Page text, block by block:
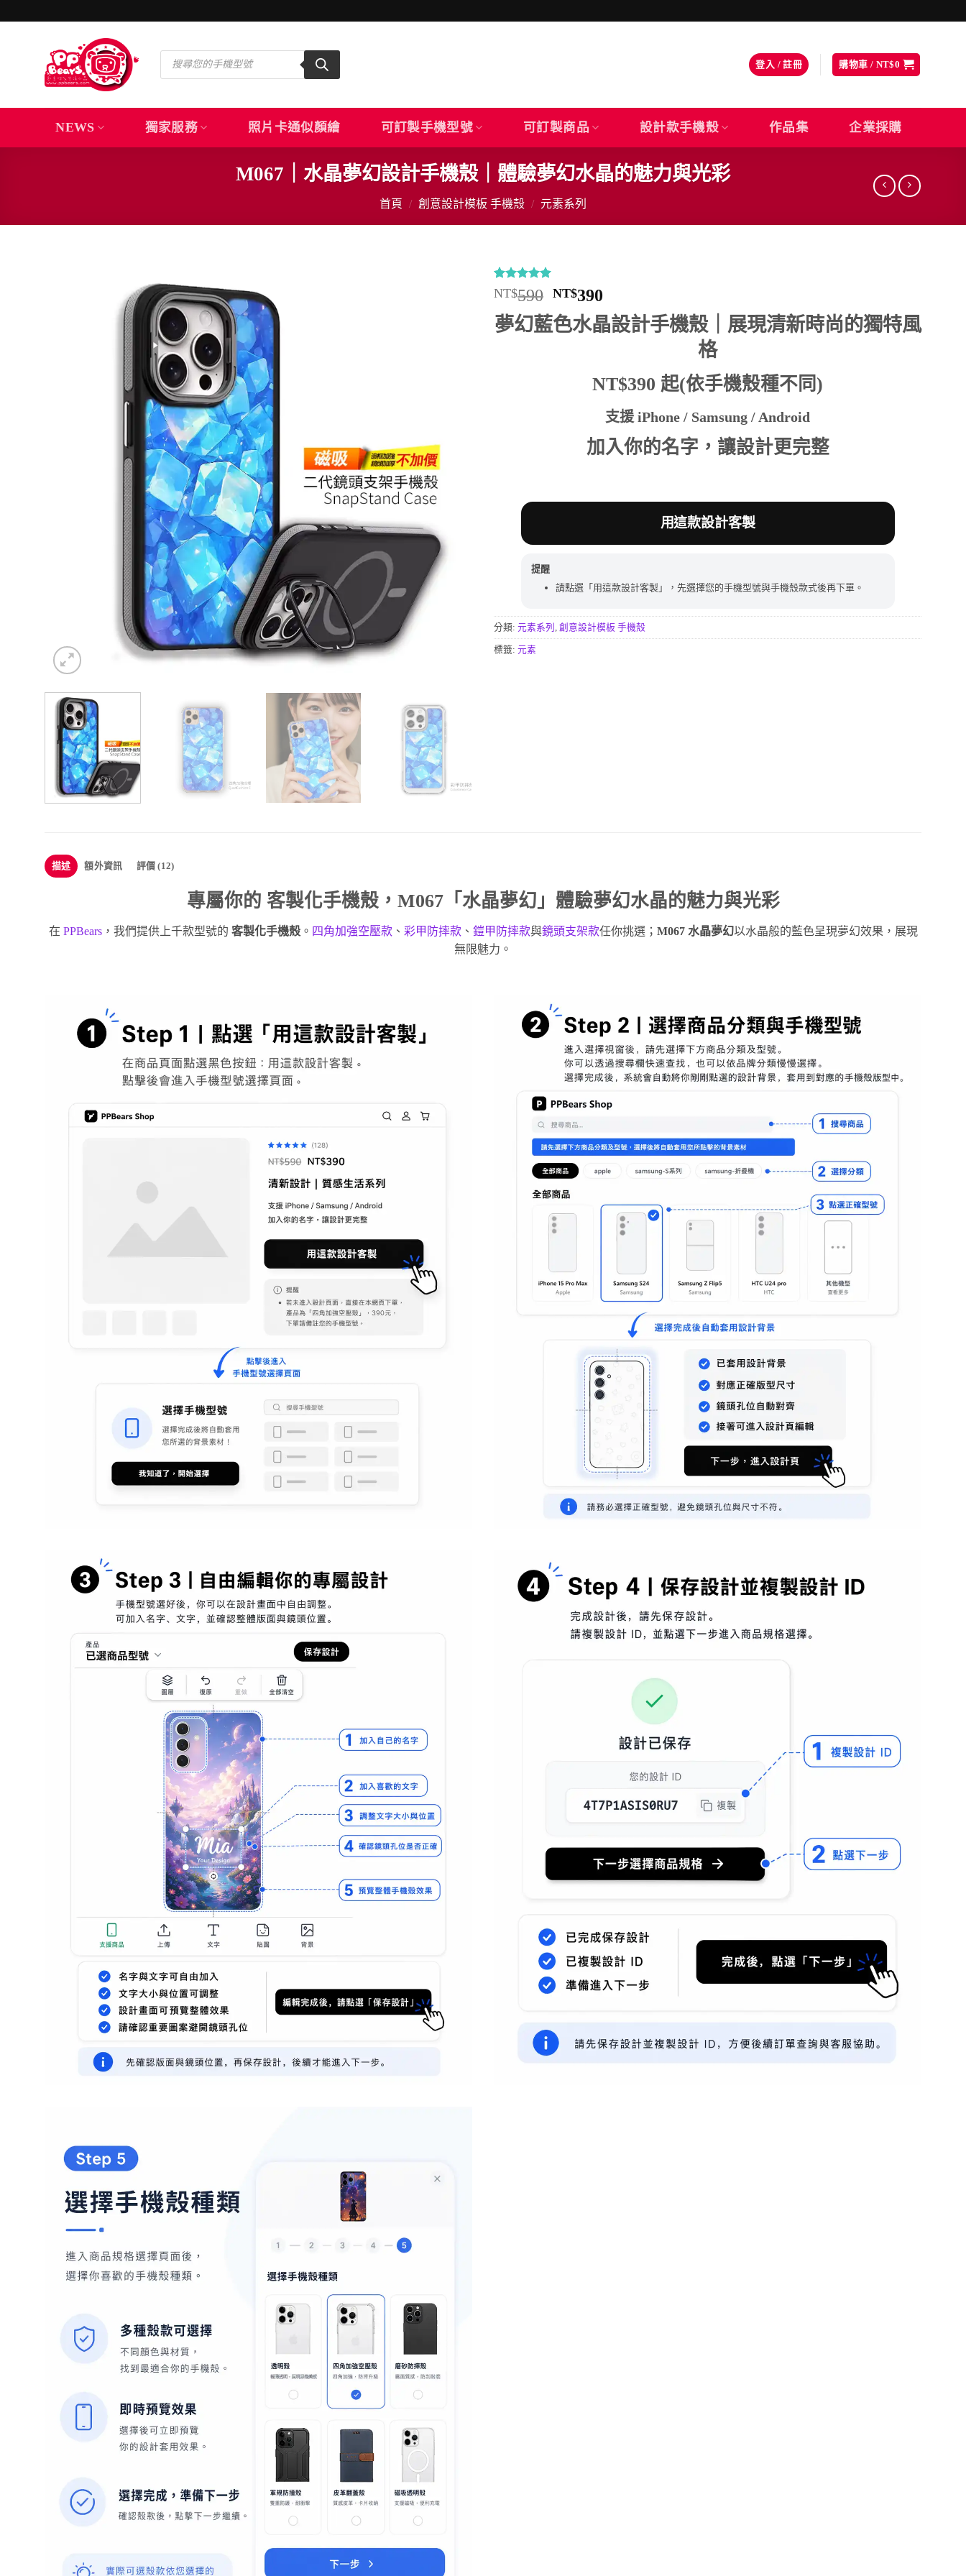
Products
search
登入 / 註冊 購物車 / NT$0
NEWS 獨家服務 照片卡通似顏繪 可訂製手機型號 可訂製商品 設計款手機殼 作品集 企業採購
M067｜水晶夢幻設計手機殼｜體驗夢幻水晶的魅力與光彩
首頁 / 創意設計模板 手機殼 / 元素系列
評分5/
5，已有
12
位
顧客進行評
分
NT$590 原
始
價
NT$390
前
價
夢幻藍色水晶設計手機殼｜展現清新時尚的獨特風
格
NT$390 起(依手機殼種不同)
支援 iPhone / Samsung / Android
加入你的名字，讓設計更完整
用這款設計客製
提醒
請點選「用這款設計客製」，先選擇您的手機型號與手機殼款式後再下單。
分類: 元素系列 , 創意設計模板 手機殼
標籤: 元素
描述 額外資訊 評價 (12)
專屬你的 客製化手機殼，M067「水晶夢幻」體驗夢幻水晶的魅力與光彩
在 PPBears，我們提供上千款型號的 客製化手機殼。 四角加強空壓款、 彩甲防摔款、 鎧甲防摔款與鏡頭支架款任你挑選； M067 水晶夢幻以水晶般的藍色呈現夢幻效果，展現
無限魅力。